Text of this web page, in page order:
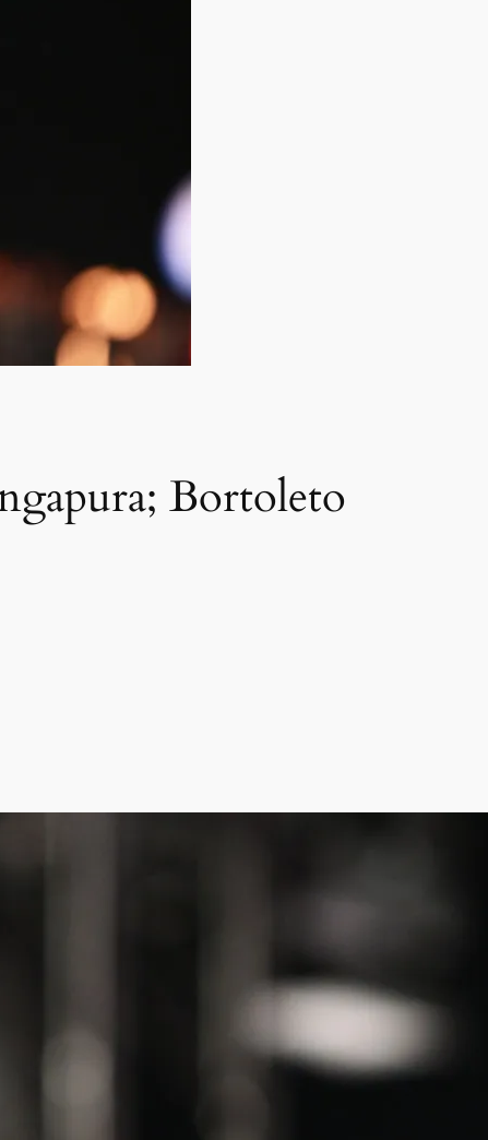
Bortoleto